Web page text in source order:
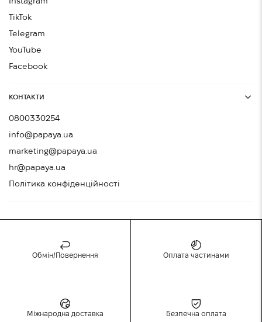
TikTok
Telegram
YouTube
Facebook
КОНТАКТИ
0800330254
info@papaya.ua
marketing@papaya.ua
hr@papaya.ua
Політика конфіденційності
Обмін/Повернення Оплата частинами
Міжнародна доставка Безпечна оплата